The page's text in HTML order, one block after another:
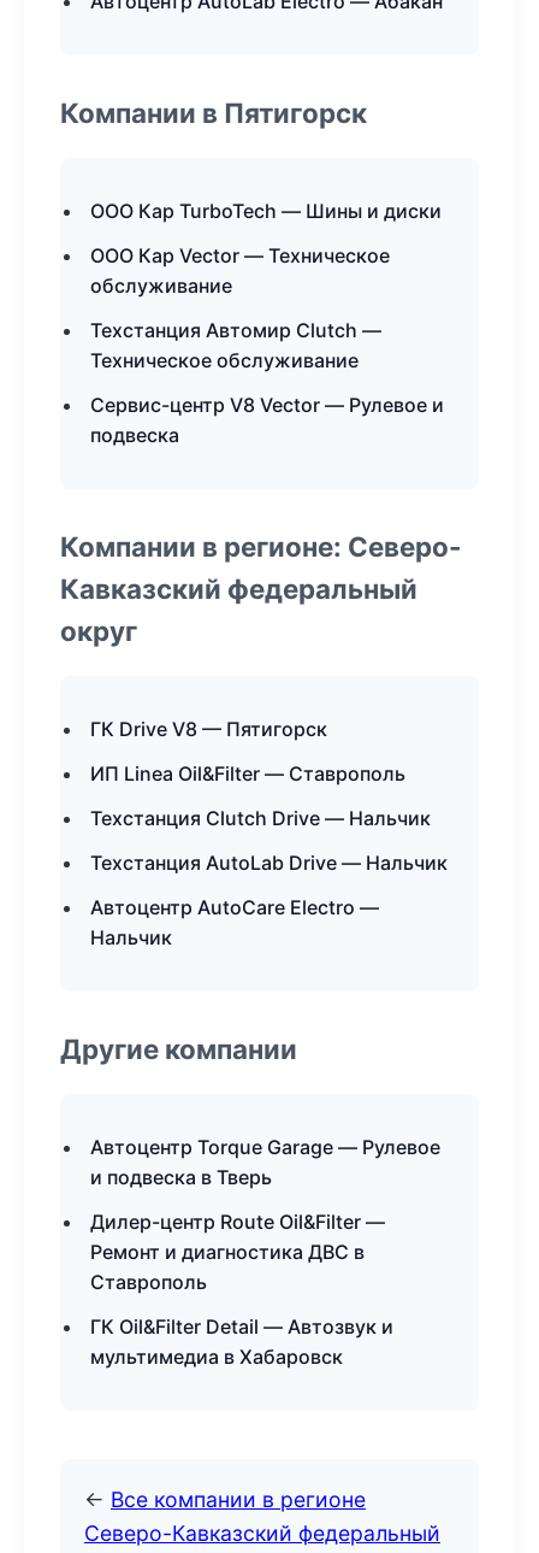
Компании в Пятигорск
ООО Кар TurboTech — Шины и диски
ООО Кар Vector — Техническое
обслуживание
Техстанция Автомир Clutch —
Техническое обслуживание
Сервис-центр V8 Vector — Рулевое и
подвеска
Компании в регионе: Северо-
Кавказский федеральный
округ
ГК Drive V8 — Пятигорск
ИП Linea Oil&Filter — Ставрополь
Техстанция Clutch Drive — Нальчик
Техстанция AutoLab Drive — Нальчик
Автоцентр AutoCare Electro —
Нальчик
Другие компании
Автоцентр Torque Garage — Рулевое
и подвеска в Тверь
Дилер-центр Route Oil&Filter —
Ремонт и диагностика ДВС в
Ставрополь
ГК Oil&Filter Detail — Автозвук и
мультимедиа в Хабаровск
← Все компании в регионе
Северо-Кавказский федеральный